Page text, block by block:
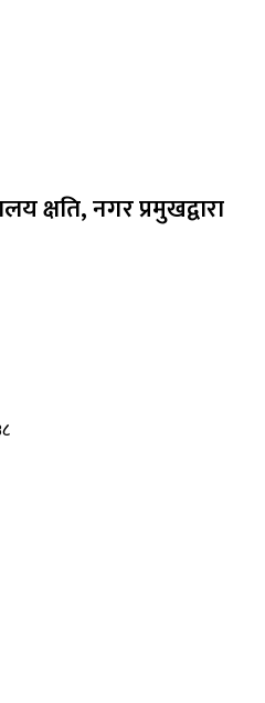
क्षति, नगर प्रमुखद्वारा